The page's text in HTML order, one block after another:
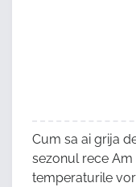
Cum sa ai grija
sezonul rece Am
temperaturile vor